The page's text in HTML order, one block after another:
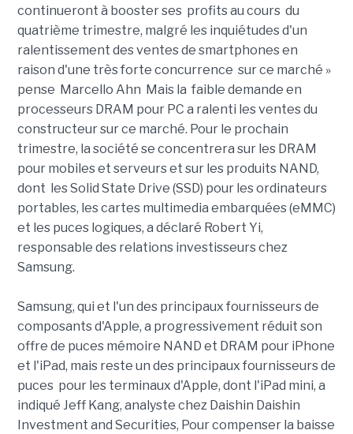
continueront à booster ses profits au cours du
quatrième trimestre, malgré les inquiétudes d'un
ralentissement des ventes de smartphones en
raison d'une très forte concurrence sur ce marché »
pense Marcello Ahn Mais la faible demande en
processeurs DRAM pour PC a ralenti les ventes du
constructeur sur ce marché. Pour le prochain
trimestre, la société se concentrera sur les DRAM
pour mobiles et serveurs et sur les produits NAND,
dont les Solid State Drive (SSD) pour les ordinateurs
portables, les cartes multimedia embarquées (eMMC)
et les puces logiques, a déclaré Robert Yi,
responsable des relations investisseurs chez
Samsung.
Samsung, qui et l'un des principaux fournisseurs de
composants d'Apple, a progressivement réduit son
offre de puces mémoire NAND et DRAM pour iPhone
et l'iPad, mais reste un des principaux fournisseurs de
puces pour les terminaux d'Apple, dont l'iPad mini, a
indiqué Jeff Kang, analyste chez Daishin Daishin
Investment and Securities, Pour compenser la baisse